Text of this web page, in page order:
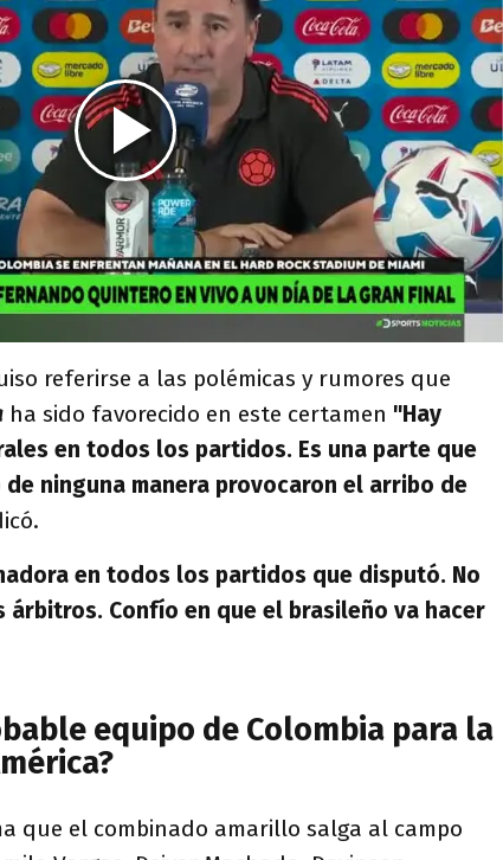
referirse a las polémicas y rumores que
ha sido favorecido en este certamen "Hay
en todos los partidos. Es una parte que
ninguna manera provocaron el arribo de
en todos los partidos que disputó. No
árbitros. Confío en que el brasileño va hacer
equipo de Colombia para la
que el combinado amarillo salga al campo